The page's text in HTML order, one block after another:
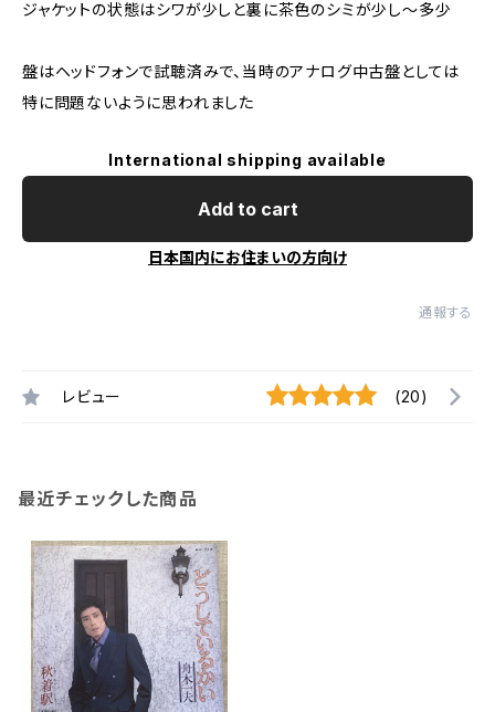
ジャケットの状態はシワが少しと裏に茶色のシミが少し～多少
盤はヘッドフォンで試聴済みで、当時のアナログ中古盤としては
特に問題ないように思われました
International shipping available
Add to cart
日本国内にお住まいの方向け
通報する
レビュー (20)
最近チェックした商品